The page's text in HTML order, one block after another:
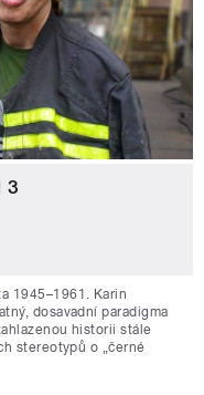
3
1945–1961. Karin
dosavadní paradigma
historii stále
stereotypů o „černé